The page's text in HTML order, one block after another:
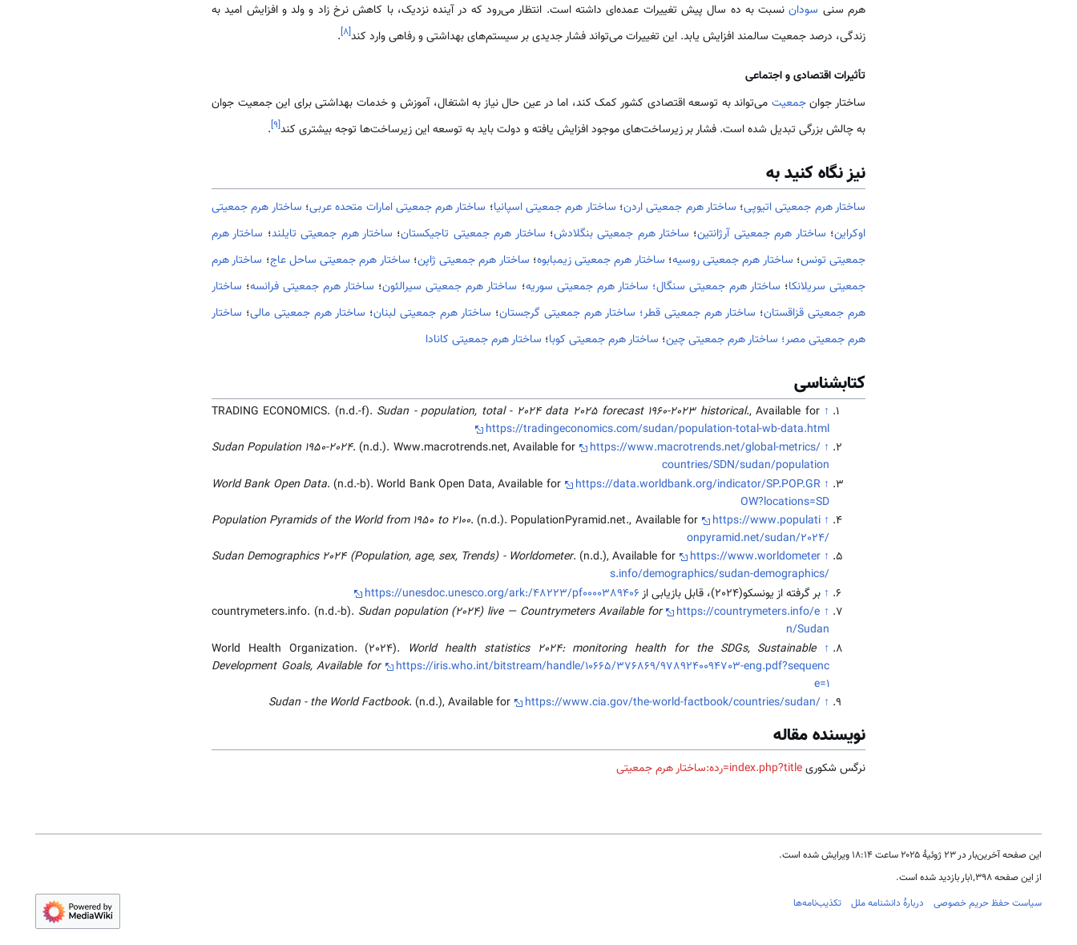
هرم سنی سوداننسبت به ده سال پیش تغییرات عمده‌ای داشته است. انتظار می‌رود که در آینده نزدیک، با کاهش نرخ زاد و ولد و افزایش امید به
زندگی، درصد جمعیت سالمند افزایش یابد. این تغییرات می‌تواند فشار جدیدی بر سیستم‌های بهداشتی و رفاهی وارد کند[۸]
.
تأثیرات اقتصادی و اجتماعی
ساختار جوانجمعیت می‌تواند به توسعه اقتصادی کشور کمک کند، اما در عین حال نیاز به اشتغال، آموزش و خدمات بهداشتی برای این جمعیت جوان
به چالش بزرگی تبدیل شده است. فشار بر زیرساخت‌های موجود افزایش یافته و دولت باید به توسعه این زیرساخت‌ها توجه بیشتری کند[۹]
.
نیز نگاه کنید به
ساختار هرم جمعیتی اتیوپی؛ ساختار هرم جمعیتی اردن؛ ساختار هرم جمعیتی اسپانیا؛ ساختار هرم جمعیتی امارات متحده عربی؛ ساختار هرم جمعیتی
اوکراین؛ ساختار هرم جمعیتی آرژانتین؛ ساختار هرم جمعیتی بنگلادش؛ ساختار هرم جمعیتی تاجیکستان؛ ساختار هرم جمعیتی تایلند؛ ساختار هرم
جمعیتی تونس؛ ساختار هرم جمعیتی روسیه؛ ساختار هرم جمعیتی زیمبابوه؛ ساختار هرم جمعیتی ژاپن؛ ساختار هرم جمعیتی ساحل عاج؛ ساختار هرم
جمعیتی سریلانکا؛ ساختار هرم جمعیتی سنگال؛ ساختار هرم جمعیتی سوریه؛ ساختار هرم جمعیتی سیرالئون؛ ساختار هرم جمعیتی فرانسه؛ ساختار
هرم جمعیتی قزاقستان؛ ساختار هرم جمعیتی قطر؛ ساختار هرم جمعیتی گرجستان؛ ساختار هرم جمعیتی لبنان؛ ساختار هرم جمعیتی مالی؛ ساختار
هرم جمعیتی مصر؛ ساختار هرم جمعیتی چین؛ ساختار هرم جمعیتی کوبا؛ ساختار هرم جمعیتی کانادا
کتابشناسی
↑
TRADING ECONOMICS. (n.d.-f). Sudan - population, total - 2024 data 2025 forecast 1960-2023 historical., Available for
https://tradingeconomics.com/sudan/population-total-wb-data.html
↑
Sudan Population 1950-2024. (n.d.). Www.macrotrends.net, Available for
https://www.macrotrends.net/global-metrics/
countries/SDN/sudan/population
↑
World Bank Open Data. (n.d.-b). World Bank Open Data, Available for
https://data.worldbank.org/indicator/SP.POP.GR
OW?locations=SD
↑
Population Pyramids of the World from 1950 to 2100. (n.d.). PopulationPyramid.net., Available for
https://www.populati
onpyramid.net/sudan/2024/
↑
Sudan Demographics 2024 (Population, age, sex, Trends) - Worldometer. (n.d.), Available for
https://www.worldometer
s.info/demographics/sudan-demographics/
↑ بر گرفته از یونسکو(2024)، قابل بازیابی از
https://unesdoc.unesco.org/ark:/48223/pf0000389406
↑
countrymeters.info. (n.d.-b). Sudan population (2024) live — Countrymeters Available for
https://countrymeters.info/e
n/Sudan
↑
World Health Organization. (2024). World health statistics 2024: monitoring health for the SDGs, Sustainable
Development Goals, Available for
https://iris.who.int/bitstream/handle/10665/376869/9789240094703-eng.pdf?sequenc
e=1
↑
Sudan - the World Factbook. (n.d.), Available for https://www.cia.gov/the-world-factbook/countries/sudan/
نویسنده مقاله
نرگس شکوریindex.php?title=رده:ساختار هرم جمعیتی
این صفحه آخرین‌بار در ‏۲۳ ژوئیهٔ ۲۰۲۵ ساعت ‏۱۸:۱۴ ویرایش شده است.
از این صفحه ۱٬۳۹۸بار بازدید شده است.
سیاست حفظ حریم خصوصی
دربارهٔ دانشنامه ملل تکذیب‌نامه‌ها